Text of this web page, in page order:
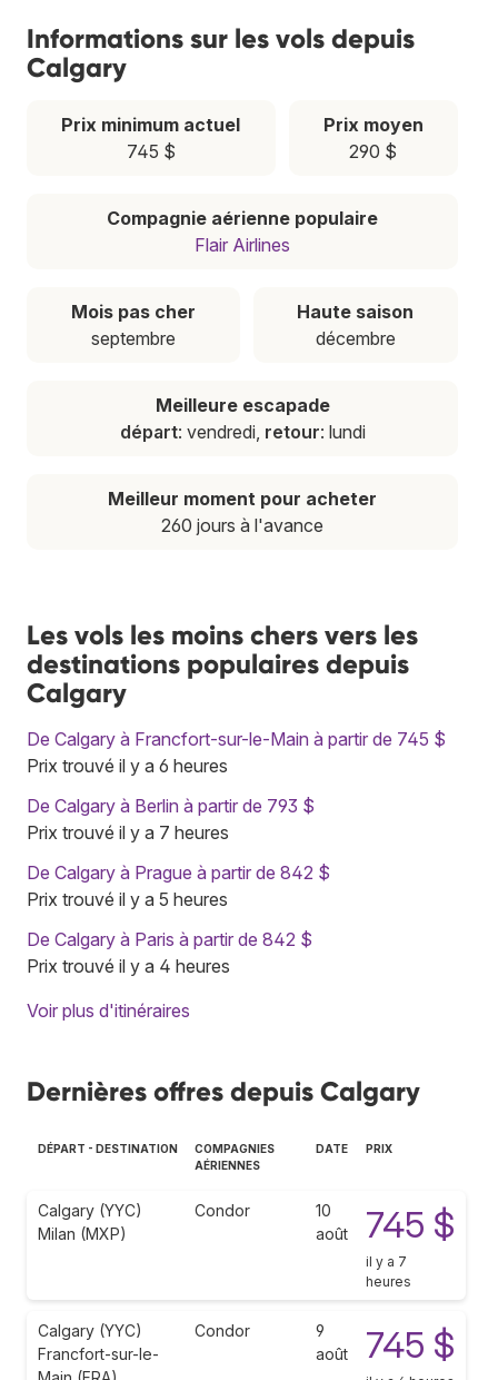
Informations sur les vols depuis
Calgary
Prix minimum actuel
745 $
Prix moyen
290 $
Compagnie aérienne populaire
Flair Airlines
Mois pas cher
septembre
Haute saison
décembre
Meilleure escapade
départ: vendredi, retour: lundi
Meilleur moment pour acheter
260 jours à l'avance
Les vols les moins chers vers les
destinations populaires depuis
Calgary
De Calgary à Francfort-sur-le-Main à partir de 745 $
Prix trouvé il y a 6 heures
De Calgary à Berlin à partir de 793 $
Prix trouvé il y a 7 heures
De Calgary à Prague à partir de 842 $
Prix trouvé il y a 5 heures
De Calgary à Paris à partir de 842 $
Prix trouvé il y a 4 heures
Voir plus d'itinéraires
Dernières offres depuis Calgary
DÉPART - DESTINATION
COMPAGNIES
AÉRIENNES
DATE PRIX
Calgary (YYC)
Milan (MXP)
Condor
10
août
745 $
il y a 7
heures
Calgary (YYC)
Francfort-sur-le-
Condor
9
août
745 $